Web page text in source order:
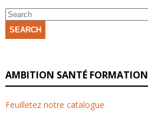
SEARCH
AMBITION SANTÉ FORMATION
Feuilletez notre catalogue